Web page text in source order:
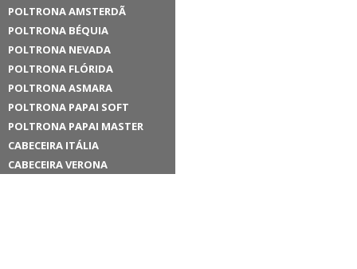
POLTRONA AMSTERDÃ
POLTRONA BÉQUIA
POLTRONA NEVADA
POLTRONA FLÓRIDA
POLTRONA ASMARA
POLTRONA PAPAI SOFT
POLTRONA PAPAI MASTER
CABECEIRA ITÁLIA
CABECEIRA VERONA